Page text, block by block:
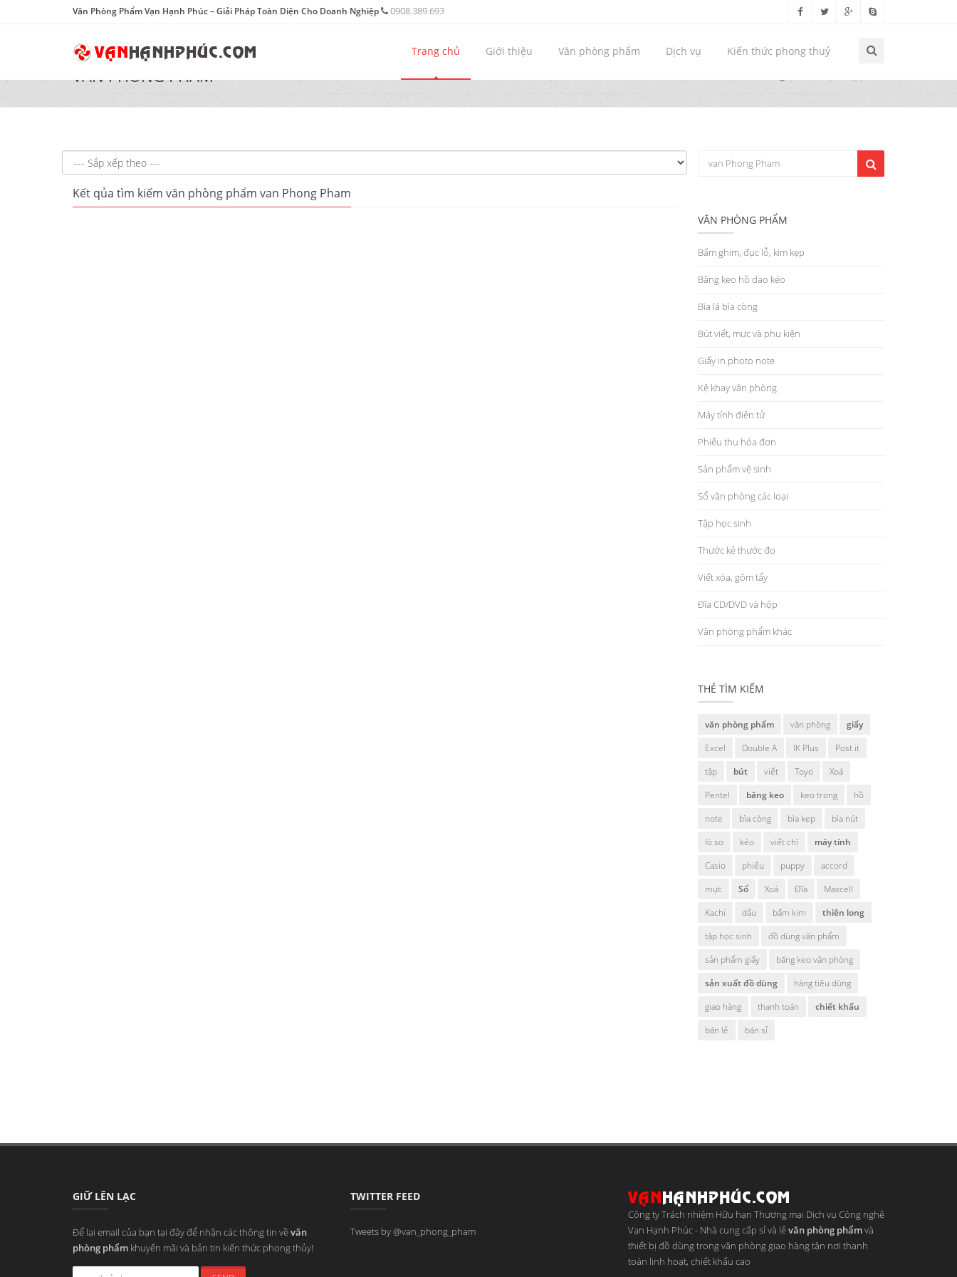
Văn Phòng Phẩm Vạn Hạnh Phúc – Giải Pháp Toàn Diện Cho Doanh Nghiệp 0908.389.693
Trang chủ Giới thiệu Văn phòng phẩm Dịch vụ Kiến thức phong thuỷ
VĂN PHÒNG PHẨM
Kết qủa tìm kiếm văn phòng phẩm van Phong Pham
VĂN PHÒNG PHẨM
Bấm ghim, đục lỗ, kim kẹp
Băng keo hồ dao kéo
Bìa lá bìa còng
Bút viết, mực và phụ kiện
Giấy in photo note
Kệ khay văn phòng
Máy tính điện tử
Phiếu thu hóa đơn
Sản phẩm vệ sinh
Sổ văn phòng các loại
Tập học sinh
Thước kẻ thước đo
Viết xóa, gôm tẩy
Đĩa CD/DVD và hộp
Văn phòng phẩm khác
THẺ TÌM KIẾM
văn phòng phẩm văn phòng
giấy
Excel
Double A IK Plus
Post it
tập
bút viết Toyo
Xoá
Pentel
băng keo keo trong
hồ
note
bìa còng bìa kẹp
bìa nút
lò so
kéo viết chì
máy tính
Casio
phiếu puppy
accord
mực
Sổ Xoá Đĩa
Maxcell
Kachi
dấu bấm kim
thiên long
tập học sinh
đồ dùng văn phẩm
sản phẩm giấy
băng keo văn phòng
sản xuất đồ dùng
hàng tiêu dùng
giao hàng
thanh toán
chiết khấu
bán lẻ
bán sỉ
GIỮ LÊN LẠC
Để lại email của bạn tại đây để nhận các thông tin vềvăn
phòng phẩm khuyến mãi và bản tin kiến thức phong thủy!
TWITTER FEED
Tweets by @van_phong_pham
Công ty Trách nhiệm Hữu hạn Thương mại Dịch vụ Công nghệ
Vạn Hạnh Phúc- Nhà cung cấp sỉ và lẻvăn phòng phẩmvà
thiết bị đồ dùng trong văn phòng giao hàng tận nơi thanh
toán linh hoạt, chiết khấu cao